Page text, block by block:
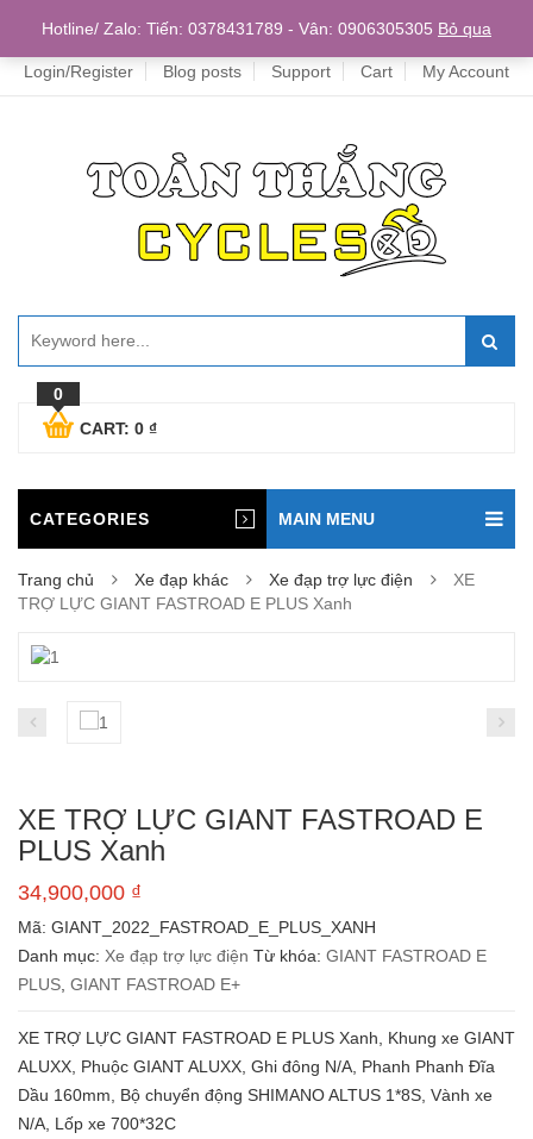
Home
Login/Register Blog posts Support Cart My Account
0
CART: 0 ₫
CATEGORIES MAIN MENU
Trang chủ Xe đạp khác Xe đạp trợ lực điện
XE
TRỢ LỰC GIANT FASTROAD E PLUS Xanh
XE TRỢ LỰC GIANT FASTROAD E
PLUS Xanh
34,900,000 ₫
Mã: GIANT_2022_FASTROAD_E_PLUS_XANH
Danh mục: Xe đạp trợ lực điện Từ khóa: GIANT FASTROAD E
PLUS GIANT FASTROAD E+
XE TRỢ LỰC GIANT FASTROAD E PLUS Xanh, Khung xe GIANT
ALUXX, Phuộc GIANT ALUXX, Ghi đông N/A, Phanh Phanh Đĩa
Dầu 160mm, Bộ chuyển động SHIMANO ALTUS 1*8S, Vành xe
N/A, Lốp xe 700*32C
Hotline/ Zalo: Tiến: 0378431789 - Vân: 0906305305 Bỏ qua